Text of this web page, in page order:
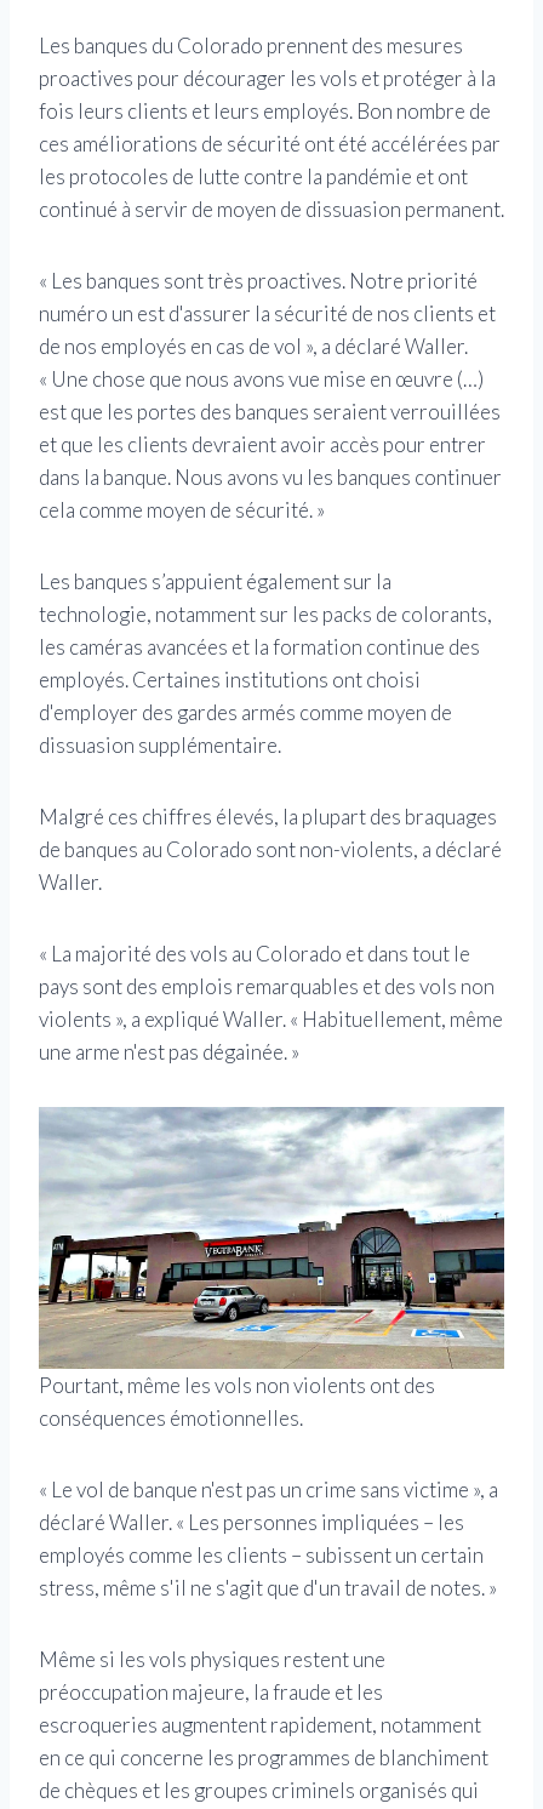
Les banques du Colorado prennent des mesures
proactives pour décourager les vols et protéger à la
fois leurs clients et leurs employés. Bon nombre de
ces améliorations de sécurité ont été accélérées par
les protocoles de lutte contre la pandémie et ont
continué à servir de moyen de dissuasion permanent.
« Les banques sont très proactives. Notre priorité
numéro un est d'assurer la sécurité de nos clients et
de nos employés en cas de vol », a déclaré Waller.
« Une chose que nous avons vue mise en œuvre (…)
est que les portes des banques seraient verrouillées
et que les clients devraient avoir accès pour entrer
dans la banque. Nous avons vu les banques continuer
cela comme moyen de sécurité. »
Les banques s’appuient également sur la
technologie, notamment sur les packs de colorants,
les caméras avancées et la formation continue des
employés. Certaines institutions ont choisi
d'employer des gardes armés comme moyen de
dissuasion supplémentaire.
Malgré ces chiffres élevés, la plupart des braquages ​​​​
de banques au Colorado sont non-violents, a déclaré
Waller.
« La majorité des vols au Colorado et dans tout le
pays sont des emplois remarquables et des vols non
violents », a expliqué Waller. « Habituellement, même
une arme n'est pas dégainée. »
Pourtant, même les vols non violents ont des
conséquences émotionnelles.
« Le vol de banque n'est pas un crime sans victime », a
déclaré Waller. « Les personnes impliquées – les
employés comme les clients – subissent un certain
stress, même s'il ne s'agit que d'un travail de notes. »
Même si les vols physiques restent une
préoccupation majeure, la fraude et les
escroqueries augmentent rapidement, notamment
en ce qui concerne les programmes de blanchiment
de chèques et les groupes criminels organisés qui